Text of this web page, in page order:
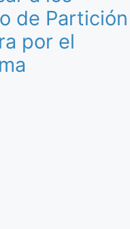
de Partición
por el